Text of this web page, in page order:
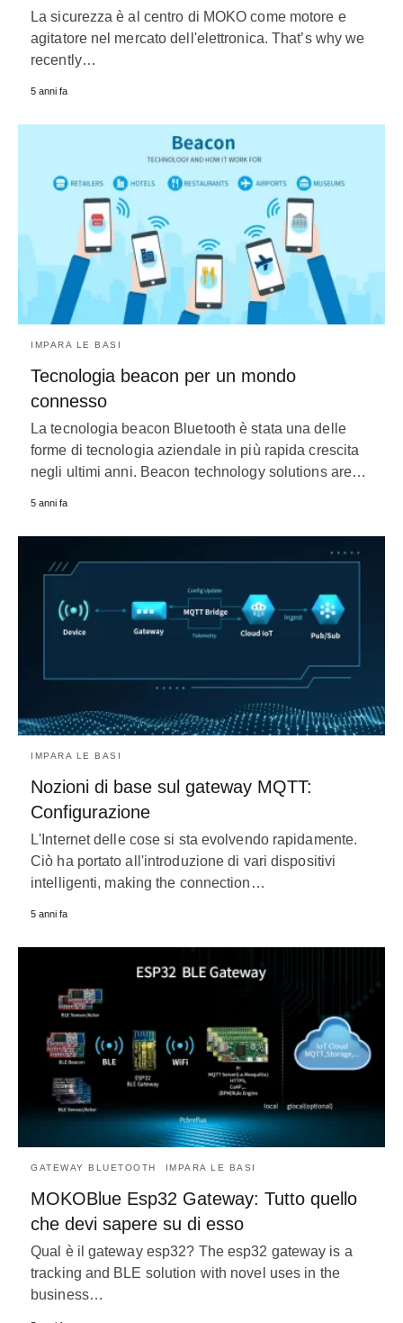
La sicurezza è al centro di MOKO come motore e
agitatore nel mercato dell'elettronica.That’s why we
recently…
5 anni fa
IMPARA LE BASI
Tecnologia beacon per un mondo
connesso
La tecnologia beacon Bluetooth è stata una delle
forme di tecnologia aziendale in più rapida crescita
negli ultimi anni. Beacon technology solutions are…
5 anni fa
IMPARA LE BASI
Nozioni di base sul gateway MQTT:
Configurazione
L'Internet delle cose si sta evolvendo rapidamente.
Ciò ha portato all'introduzione di vari dispositivi
intelligenti, making the connection …
5 anni fa
GATEWAY BLUETOOTH IMPARA LE BASI
MOKOBlue Esp32 Gateway: Tutto quello
che devi sapere su di esso
Qual è il gateway esp32? The esp32 gateway is a
tracking and BLE solution with novel uses in the
business…